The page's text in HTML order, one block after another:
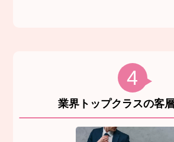
4
業界トップクラスの客